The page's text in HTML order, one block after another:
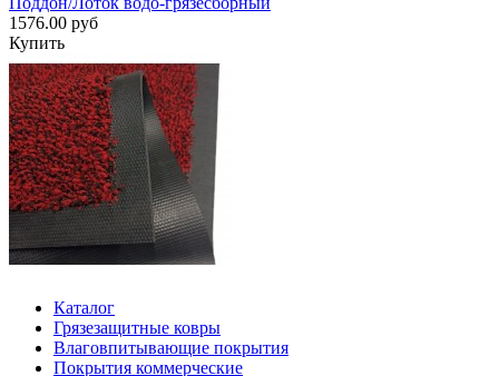
1576.00 руб
Купить
Каталог
Грязезащитные ковры
Влаговпитывающие покрытия
Покрытия коммерческие